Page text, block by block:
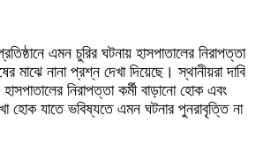
এমন চুরির ঘটনায় হাসপাতালের নিরাপত্তা
মাঝে নানা প্রশ্ন দেখা দিয়েছে। স্থানীয়রা দাবি
নিরাপত্তা কর্মী বাড়ানো হোক এবং
হোক যাতে ভবিষ্যতে এমন ঘটনার পুনরাবৃত্তি না